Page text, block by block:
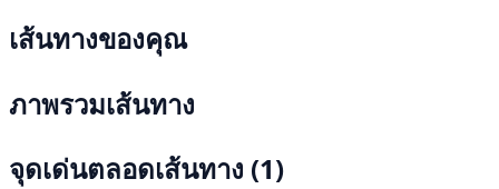
เส้นทางของคุณ
ภาพรวมเส้นทาง
จุดเด่นตลอดเส้นทาง (1)